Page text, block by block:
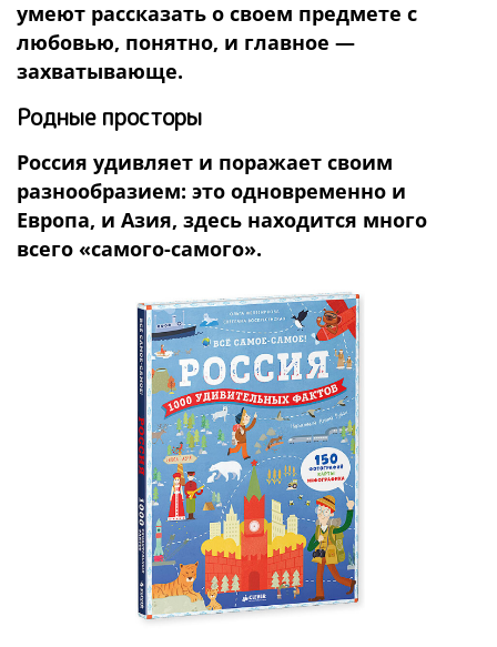
умеют рассказать о своем предмете с
любовью, понятно, и главное —
захватывающе.
Родные просторы
Россия удивляет и поражает своим
разнообразием: это одновременно и
Европа, и Азия, здесь находится много
всего «самого-самого».